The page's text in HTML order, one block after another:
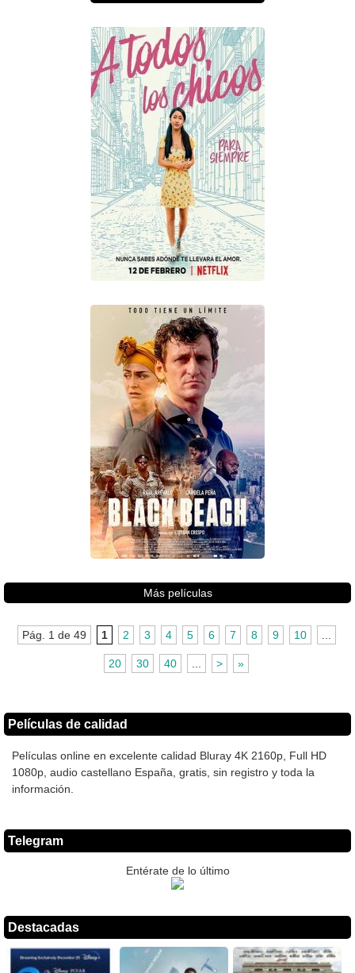
Más películas
Pág. 1 de 49 1 2 3 4 5 6 7 8 9 10
20 30 40 > »
Películas de calidad
Películas online en excelente calidad Bluray 4K 2160p, Full HD
1080p, audio castellano España, gratis, sin registro y toda la
información.
Telegram
Entérate de lo último
Destacadas